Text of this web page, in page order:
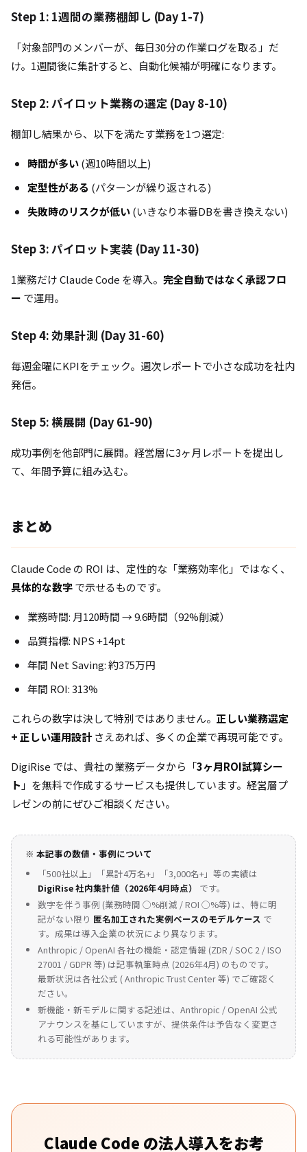
Step 1: 1週間の業務棚卸し (Day 1-7)
「対象部門のメンバーが、毎日30分の作業ログを取る」だ
け。1週間後に集計すると、自動化候補が明確になります。
Step 2: パイロット業務の選定 (Day 8-10)
棚卸し結果から、以下を満たす業務を1つ選定:
時間が多い(週10時間以上)
定型性がある (パターンが繰り返される)
失敗時のリスクが低い(いきなり本番DBを書き換えない)
Step 3: パイロット実装 (Day 11-30)
1業務だけ Claude Code を導入。 完全自動ではなく承認フロ
ー で運用。
Step 4: 効果計測 (Day 31-60)
毎週金曜にKPIをチェック。週次レポートで小さな成功を社内
発信。
Step 5: 横展開 (Day 61-90)
成功事例を他部門に展開。経営層に3ヶ月レポートを提出し
て、年間予算に組み込む。
まとめ
Claude Code の ROI は、定性的な「業務効率化」ではなく、
具体的な数字で示せるものです。
業務時間: 月120時間 → 9.6時間（92%削減）
品質指標: NPS +14pt
年間 Net Saving: 約375万円
年間 ROI: 313%
これらの数字は決して特別ではありません。 正しい業務選定
+ 正しい運用設計さえあれば、多くの企業で再現可能です。
DigiRise では、貴社の業務データから「3ヶ月ROI試算シー
ト 」を無料で作成するサービスも提供しています。経営層プ
レゼンの前にぜひご相談ください。
※ 本記事の数値・事例について
「500社以上」「累計4万名+」「3,000名+」等の実績は
DigiRise 社内集計値（2026年4月時点）
です。
数字を伴う事例 (業務時間 ◯%削減 / ROI ◯%等) は、特に明
記がない限り 匿名加工された実例ベースのモデルケース で
す。成果は導入企業の状況により異なります。
Anthropic / OpenAI 各社の機能・認定情報 (ZDR / SOC 2 / ISO
27001 / GDPR 等) は記事執筆時点 (2026年4月) のものです。
最新状況は各社公式 (Anthropic Trust Center等) でご確認く
ださい。
新機能・新モデルに関する記述は、Anthropic / OpenAI 公式
アナウンスを基にしていますが、提供条件は予告なく変更さ
れる可能性があります。
Claude Code の法人導入をお考